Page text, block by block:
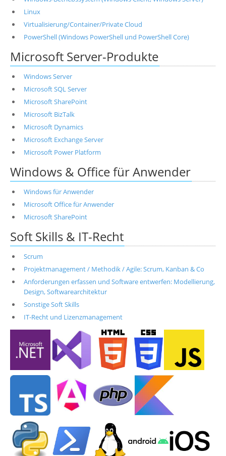
Linux
Virtualisierung/Container/Private Cloud
PowerShell (Windows PowerShell und PowerShell Core)
Microsoft Server-Produkte
Windows Server
Microsoft SQL Server
Microsoft SharePoint
Microsoft BizTalk
Microsoft Dynamics
Microsoft Exchange Server
Microsoft Power Platform
Windows & Office für Anwender
Windows für Anwender
Microsoft Office für Anwender
Microsoft SharePoint
Soft Skills & IT-Recht
Scrum
Projektmanagement / Methodik / Agile: Scrum, Kanban & Co
Anforderungen erfassen und Software entwerfen: Modellierung,
Design, Softwarearchitektur
Sonstige Soft Skills
IT-Recht und Lizenzmanagement